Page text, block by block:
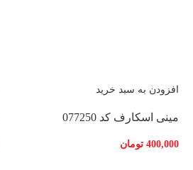
افزودن به سبد خرید
مینی اسکارف کد 077250
400,000 تومان